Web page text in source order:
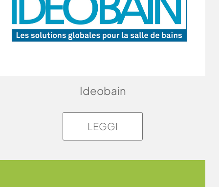
Ideobain
LEGGI